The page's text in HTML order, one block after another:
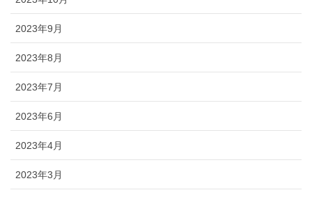
2023年9月
2023年8月
2023年7月
2023年6月
2023年4月
2023年3月